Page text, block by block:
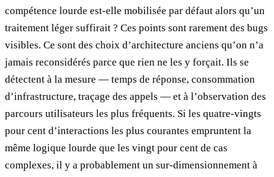
compétence lourde est-elle mobilisée par défaut alors qu’un
traitement léger suffirait ? Ces points sont rarement des bugs
visibles. Ce sont des choix d’architecture anciens qu’on n’a
jamais reconsidérés parce que rien ne les y forçait. Ils se
détectent à la mesure — temps de réponse, consommation
d’infrastructure, traçage des appels — et à l’observation des
parcours utilisateurs les plus fréquents. Si les quatre-vingts
pour cent d’interactions les plus courantes empruntent la
même logique lourde que les vingt pour cent de cas
complexes, il y a probablement un sur-dimensionnement à